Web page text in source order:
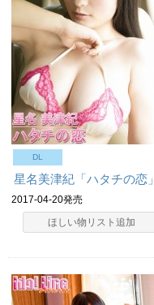
DL
星名美津紀「ハタチの恋」
2017-04-20発売
ほしい物リスト追加